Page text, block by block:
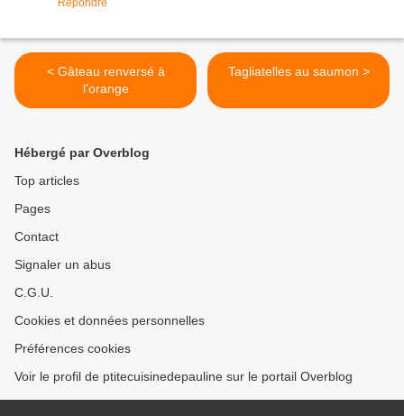
Répondre
< Gâteau renversé à
l’orange
Tagliatelles au saumon >
Hébergé par Overblog
Top articles
Pages
Contact
Signaler un abus
C.G.U.
Cookies et données personnelles
Préférences cookies
Voir le profil de ptitecuisinedepauline sur le portail Overblog